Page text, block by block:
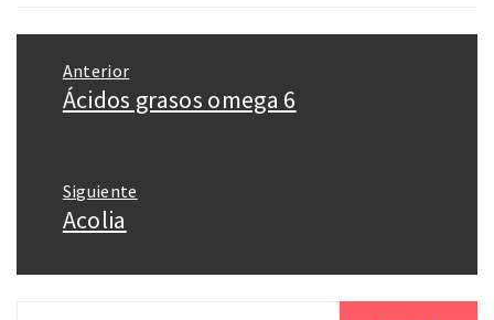
entradas
Anterior
Entrada
Ácidos grasos omega 6
Siguiente
Entrada
Acolia